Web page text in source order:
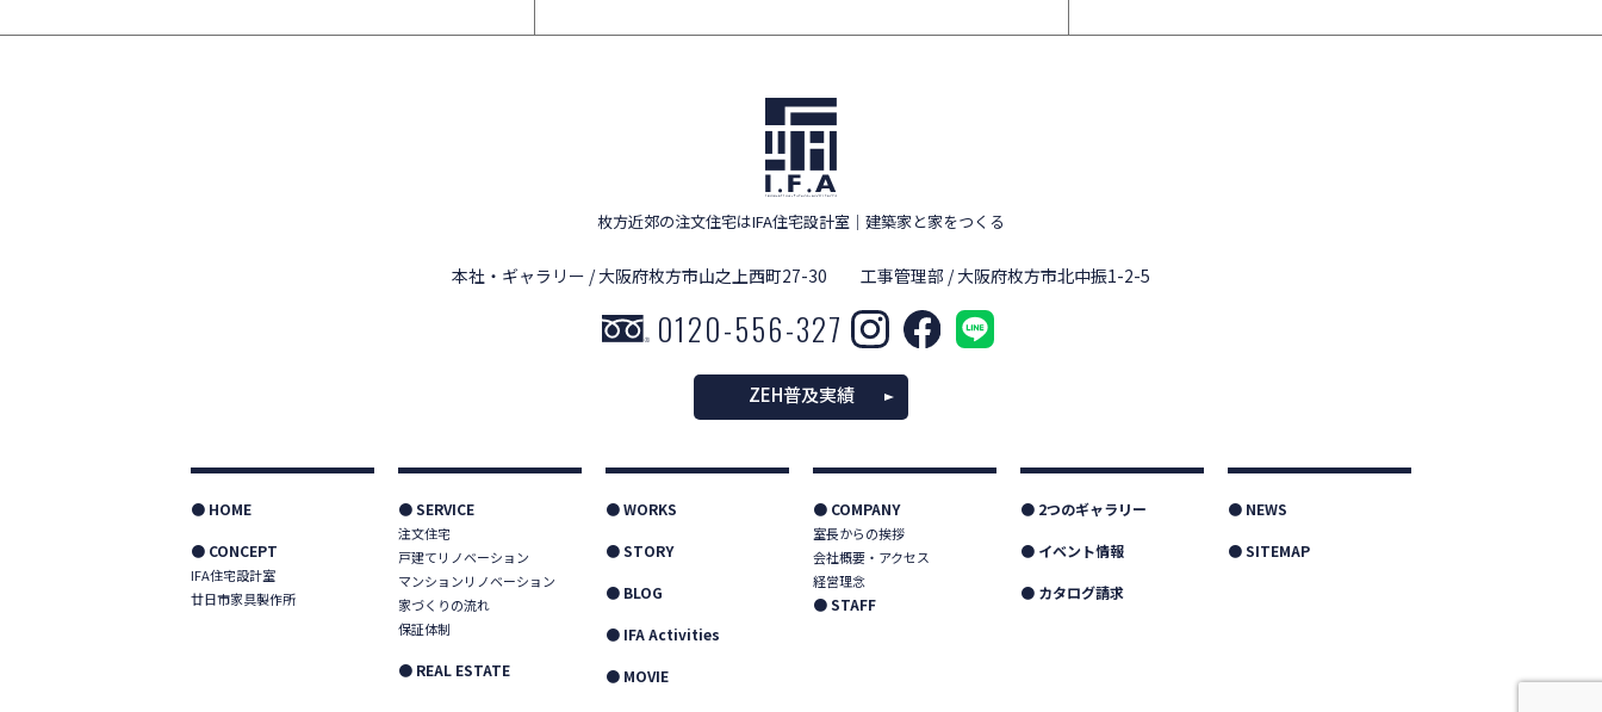
枚方近郊の注文住宅はIFA住宅設計室 ｜ 建築家と家をつくる
本社・ギャラリー / 大阪府枚方市山之上西町27-30 工事管理部 / 大阪府枚方市北中振1-2-5
0120-556-327
ZEH普及実績
● HOME
● CONCEPT
IFA住宅設計室
廿日市家具製作所
● SERVICE
注文住宅
戸建てリノベーション
マンションリノベーション
家づくりの流れ
保証体制
● REAL ESTATE
● WORKS
● STORY
● BLOG
● IFA Activities
● MOVIE
● COMPANY
室長からの挨拶
会社概要・アクセス
経営理念
● STAFF
● 2つのギャラリー
● イベント情報
● カタログ請求
● NEWS
● SITEMAP